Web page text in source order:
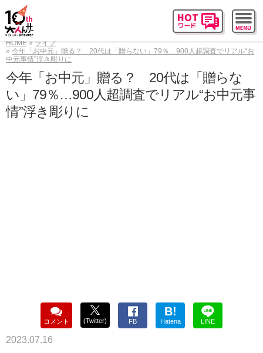
HOME
ライフ
今年「お中元」贈る？ 20代は「贈らない」79％…900人超調査でリアル“お
中元事情”浮き彫りに
今年「お中元」贈る？ 20代は「贈らな
い」79％…900人超調査でリアル“お中元事
情”浮き彫りに
コメント (Twitter) FB
B!
Hatena LINE
2023.07.16